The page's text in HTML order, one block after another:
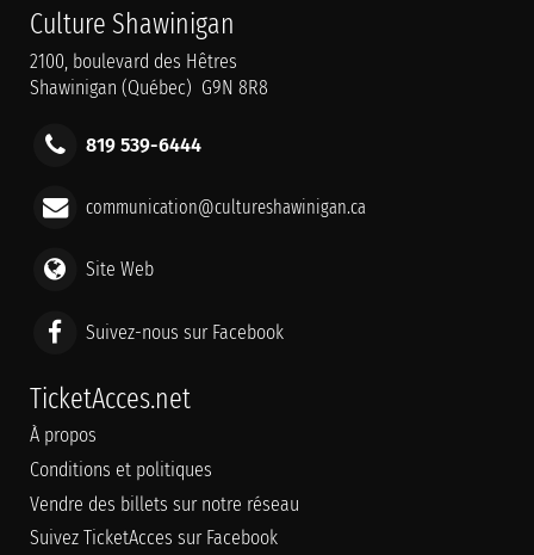
Culture Shawinigan
2100, boulevard des Hêtres
Shawinigan (Québec) G9N 8R8
819 539-6444
communication@cultureshawinigan.ca
Site Web
Suivez-nous sur Facebook
TicketAcces.net
À propos
Conditions et politiques
Vendre des billets sur notre réseau
Suivez TicketAcces sur Facebook